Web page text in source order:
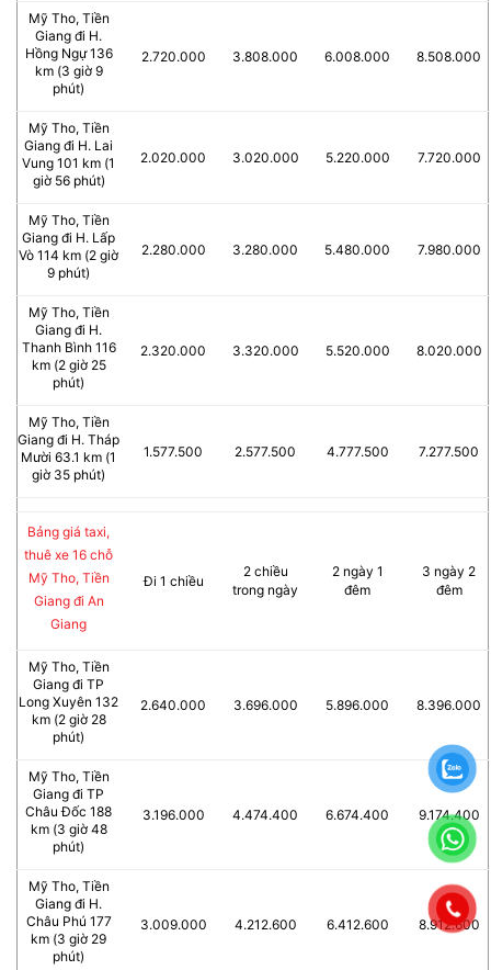
Mỹ Tho, Tiền
Giang đi H.
Hồng Ngự 136
km (3 giờ 9
phút)
2.720.000 3.808.000 6.008.000 8.508.000
Mỹ Tho, Tiền
Giang đi H. Lai
Vung 101 km (1
giờ 56 phút)
2.020.000 3.020.000 5.220.000 7.720.000
Mỹ Tho, Tiền
Giang đi H. Lấp
Vò 114 km (2 giờ
9 phút)
2.280.000 3.280.000 5.480.000 7.980.000
Mỹ Tho, Tiền
Giang đi H.
Thanh Bình 116
km (2 giờ 25
phút)
2.320.000 3.320.000 5.520.000 8.020.000
Mỹ Tho, Tiền
Giang đi H. Tháp
Mười 63.1 km (1
giờ 35 phút)
1.577.500 2.577.500 4.777.500 7.277.500
Bảng giá taxi,
thuê xe 16 chỗ
Mỹ Tho, Tiền
Giang đi An
Giang
Đi 1 chiều
2 chiều
trong ngày
2 ngày 1
đêm
3 ngày 2
đêm
Mỹ Tho, Tiền
Giang đi TP
Long Xuyên 132
km (2 giờ 28
phút)
2.640.000 3.696.000 5.896.000 8.396.000
Mỹ Tho, Tiền
Giang đi TP
Châu Đốc 188
km (3 giờ 48
phút)
3.196.000 4.474.400 6.674.400 9.174.400
Mỹ Tho, Tiền
Giang đi H.
Châu Phú 177
km (3 giờ 29
phút)
3.009.000 4.212.600 6.412.600 8.912.600